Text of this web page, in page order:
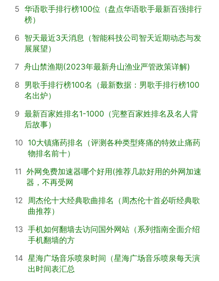
5 华语歌手排行榜100位（盘点华语歌手最新百强排行
榜）
6 智天最近3天消息（智能科技公司智天近期动态与发
展展望）
7 舟山禁渔期(2023年最新舟山渔业严管政策详解)
8 男歌手排行榜100名（最新数据：男歌手排行榜100
名出炉）
9 最新百家姓排名1-1000（完整百家姓排名及名人背
后故事）
10 10大镇痛药排名（评测各种类型疼痛的特效止痛药
物排名前十）
11 外网免费加速器哪个好用(推荐几款好用的外网加速
器，不再受网
12
周杰伦十大经典歌曲排名（周杰伦十首必听经典歌
曲推荐）
13 手机如何翻墙去访问国外网站（系列指南全面介绍
手机翻墙的方
14 星海广场音乐喷泉时间（星海广场音乐喷泉每天演
出时间表汇总